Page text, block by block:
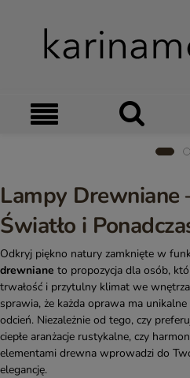
Menu
Lampy Drewniane
Światło i
Odkryj piękno natury zamknięte w
drewniane to propozycja dla osób,
trwałość i przytulny klimat we
sprawia, że każda oprawa ma
odcień. Niezależnie od tego, czy
ciepłe aranżacje rustykalne, czy
elementami drewna wprowadzi do
elegancję.